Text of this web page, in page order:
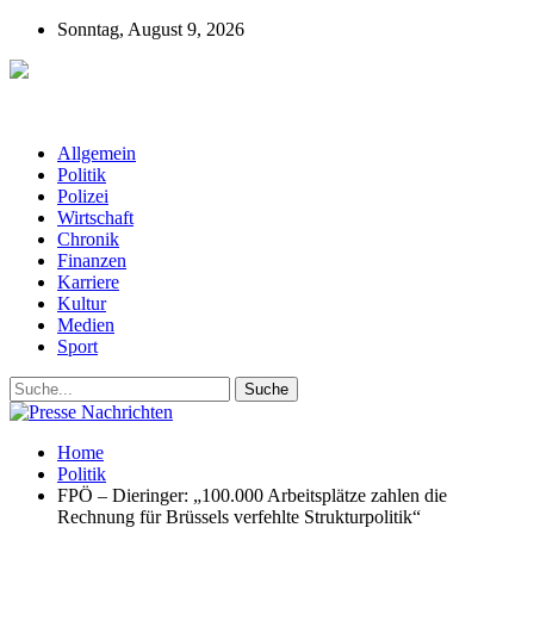
Sonntag, August 9, 2026
Allgemein
Politik
Polizei
Wirtschaft
Chronik
Finanzen
Karriere
Kultur
Medien
Sport
Home
Politik
FPÖ – Dieringer: „100.000 Arbeitsplätze zahlen die
Rechnung für Brüssels verfehlte Strukturpolitik“